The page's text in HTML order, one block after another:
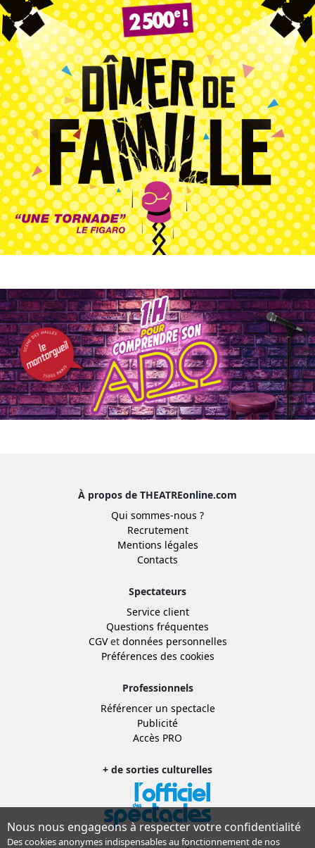
À propos de THEATREonline.com
Qui sommes-nous ?
Recrutement
Mentions légales
Contacts
Spectateurs
Service client
Questions fréquentes
CGVet données personnelles
Préférences des cookies
Professionnels
Référencer un spectacle
Publicité
Accès PRO
+ de sorties culturelles
Nous nous engageons à respecter votre confidentialité
Des cookies anonymes indispensables au fonctionnement de nos